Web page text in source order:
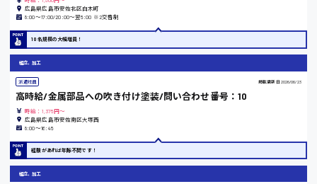
竹原市
熊本県
東京都
時給1200円〜
広島県広島市安佐北区白木町
8:00〜17:00/20:00〜翌5:00 ※2交替制
10名規模の大幅増員！
組立、加工
派遣社員 掲載更新日 2026/06/23
高時給/金属部品への吹き付け塗装/問い合わせ番号：10
時給：1,375円～
広島県広島市安佐南区大塚西
8:00〜16:45
経験があれば年齢不問です！
組立、加工